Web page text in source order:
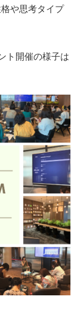
や思考タイプ
ト開催の様子は